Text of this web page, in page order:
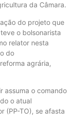
da Câmara.
do projeto que
o bolsonarista
relator nesta
do
agrária,
assuma o comando
o atual
(PP-TO), se afasta